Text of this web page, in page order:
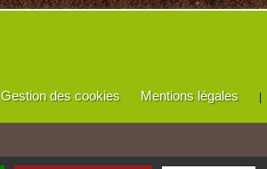
Gestion des cookies Mentions légales |